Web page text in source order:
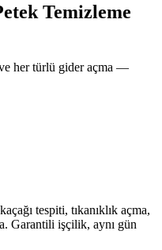
Temizleme
ve her türlü gider açma —
tespiti, tıkanıklık açma,
Garantili işçilik, aynı gün